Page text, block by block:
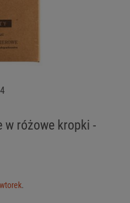
4
w różowe kropki -
wtorek.